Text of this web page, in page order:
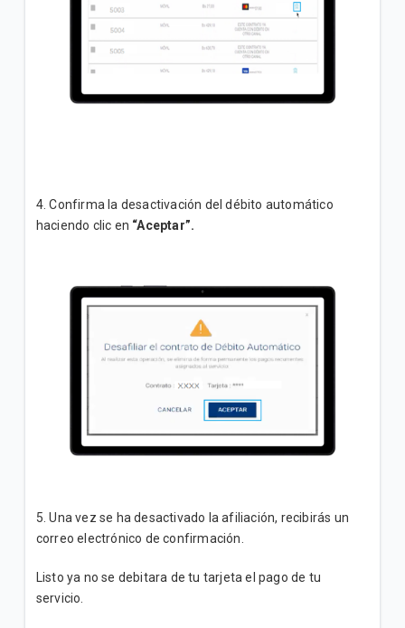
4. Confirma la desactivación del débito automático
haciendo clic en “Aceptar”.
5. Una vez se ha desactivado la afiliación, recibirás un
correo electrónico de confirmación.
Listo ya no se debitara de tu tarjeta el pago de tu
servicio.